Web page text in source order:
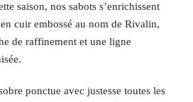
saison, nos sabots s’enrichissent
cuir embossé au nom de Rivalin,
de raffinement et une ligne
ponctue avec justesse toutes les